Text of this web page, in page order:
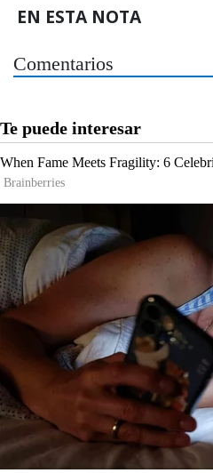
EN ESTA NOTA
Comentarios